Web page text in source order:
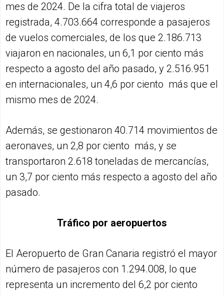
mes de 2024. De la cifra total de viajeros
registrada, 4.703.664 corresponde a pasajeros
de vuelos comerciales, de los que 2.186.713
viajaron en nacionales, un 6,1 por ciento más
respecto a agosto del año pasado, y 2.516.951
en internacionales, un 4,6 por ciento más que el
mismo mes de 2024.
Además, se gestionaron 40.714 movimientos de
aeronaves, un 2,8 por ciento más, y se
transportaron 2.618 toneladas de mercancías,
un 3,7 por ciento más respecto a agosto del año
pasado.
Tráfico por aeropuertos
El Aeropuerto de Gran Canaria registró el mayor
número de pasajeros con 1.294.008, lo que
representa un incremento del 6,2 por ciento